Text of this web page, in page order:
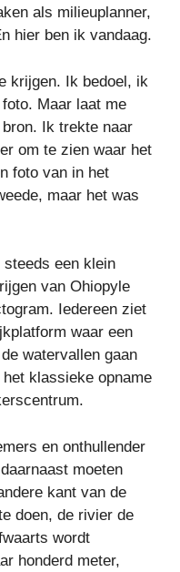
als milieuplanner,
hier ben ik vandaag.
krijgen. Ik bedoel, ik
Maar laat me
Ik trekte naar
om te zien waar het
foto van in het
maar het was
steeds een klein
van Ohiopyle
Iedereen ziet
waar een
watervallen gaan
klassieke opname
en onthullender
moeten
kant van de
doen, de rivier de
wordt
honderd meter,